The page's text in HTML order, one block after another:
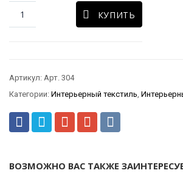
КУПИТЬ
Артикул: Арт. 304
Категории: Интерьерный текстиль
ВОЗМОЖНО ВАС ТАКЖЕ